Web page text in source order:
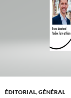
ÉDITORIAL,GÉNÉRAL